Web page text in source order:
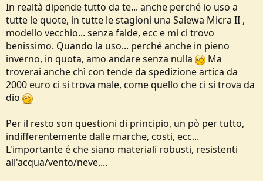
In realtà dipende tutto da te... anche perché io uso a
tutte le quote, in tutte le stagioni una Salewa Micra II ,
modello vecchio... senza falde, ecc e mi ci trovo
benissimo. Quando la uso... perché anche in pieno
inverno, in quota, amo andare senza nulla
Ma
troverai anche chì con tende da spedizione artica da
2000 euro ci si trova male, come quello che ci si trova da
dio
Per il resto son questioni di principio, un pò per tutto,
indifferentemente dalle marche, costi, ecc...
L'importante é che siano materiali robusti, resistenti
all'acqua/vento/neve....